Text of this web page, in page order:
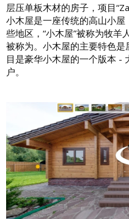
层压单板木材的房子，项目
小木屋是一座传统的高山小
些地区，“小木屋”被称为牧
被称为。小木屋的主要特色
目是豪华小木屋的一个版本 -
户。